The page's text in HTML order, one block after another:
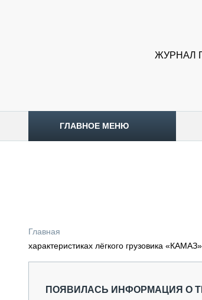
ЖУРНАЛ
ГЛАВНОЕ МЕНЮ
ОБЗОР РЫНКА
ГРУЗОПЕРЕВОЗКИ
Главная
характеристиках лёгкого грузовика «КАМАЗ»
ПОЯВИЛАСЬ ИНФОРМАЦИЯ О